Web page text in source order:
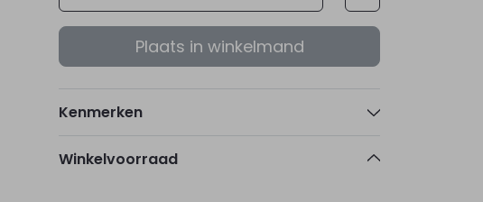
Plaats in winkelmand
Kenmerken
Winkelvoorraad